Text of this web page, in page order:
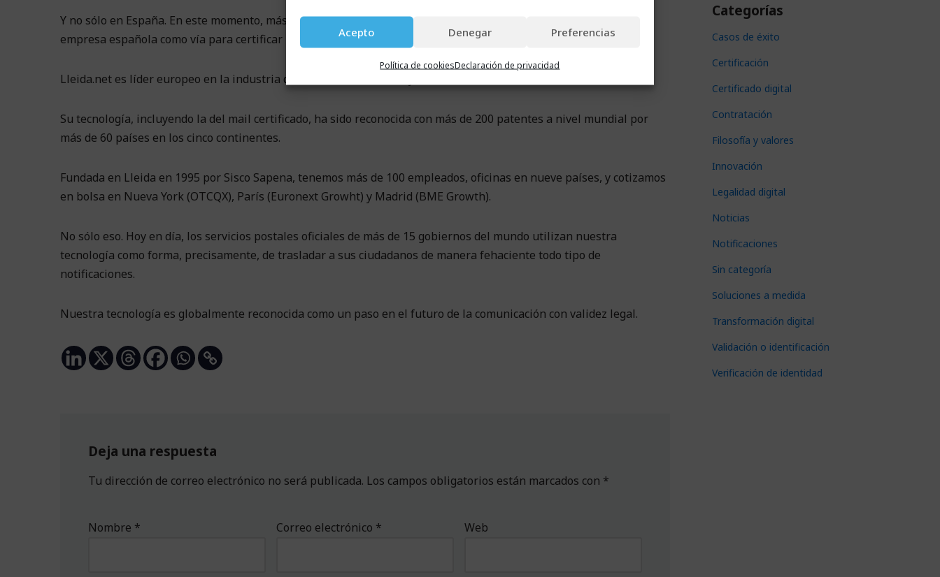
Acepto Denegar Preferencias
Política de cookiesDeclaración de privacidad
Y no sólo en España. En este momento, más de 75 países reconocen la validez de los métodos electrónicos de la
empresa española como vía para certificar las notificaciones legales.
Lleida.net es líder europeo en la industria de la firma, notificación y contratación electrónica certificadas.
Su tecnología, incluyendo la del mail certificado, ha sido reconocida con más de 200 patentes a nivel mundial por
más de 60 países en los cinco continentes.
Fundada en Lleida en 1995 por Sisco Sapena, tenemos más de 100 empleados, oficinas en nueve países, y cotizamos
en bolsa en Nueva York (OTCQX), París (Euronext Growht) y Madrid (BME Growth).
No sólo eso. Hoy en día, los servicios postales oficiales de más de 15 gobiernos del mundo utilizan nuestra
tecnología como forma, precisamente, de trasladar a sus ciudadanos de manera fehaciente todo tipo de
notificaciones.
Nuestra tecnología es globalmente reconocida como un paso en el futuro de la comunicación con validez legal.
Deja una respuesta
Tu dirección de correo electrónico no será publicada. Los campos obligatorios están marcados con *
Nombre * Correo electrónico * Web
Categorías
Casos de éxito
Certificación
Certificado digital
Contratación
Filosofía y valores
Innovación
Legalidad digital
Noticias
Notificaciones
Sin categoría
Soluciones a medida
Transformación digital
Validación o identificación
Verificación de identidad